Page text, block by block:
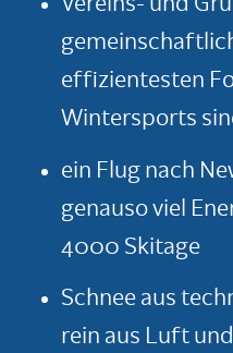
effizientesten
Wintersports
ein Flug nach
genauso viel
4000 Skitage
Schnee aus
rein aus Luft